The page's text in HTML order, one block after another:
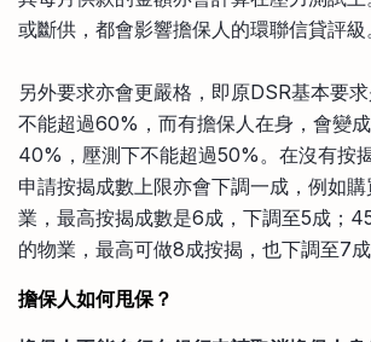
或斷供，都會影響擔保人的環聯信貸評級
另外要求亦會更嚴格，即原DSR基本要
不能超過60%，而有擔保人在身，會變
40%，壓測下不能超過50%。在沒有按
申請按揭成數上限亦會下調一成，例如
業，最高按揭成數是6成，下調至5成；
的物業，最高可做8成按揭，也下調至7成
擔保人如何甩保？